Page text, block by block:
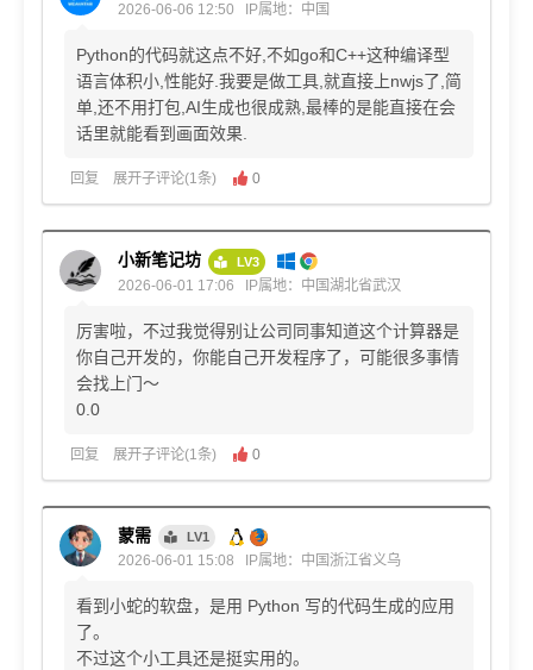
2026-06-06 12:50 IP属地：中国
Python的代码就这点不好,不如go和C++这种编译型
语言体积小,性能好.我要是做工具,就直接上nwjs了,简
单,还不用打包,AI生成也很成熟,最棒的是能直接在会
话里就能看到画面效果.
回复 展开子评论(1条) 0
小新笔记坊 LV3
2026-06-01 17:06 IP属地：中国湖北省武汉
厉害啦，不过我觉得别让公司同事知道这个计算器是
你自己开发的，你能自己开发程序了，可能很多事情
会找上门～
0.0
回复 展开子评论(1条) 0
蒙需 LV1
2026-06-01 15:08 IP属地：中国浙江省义乌
看到小蛇的软盘，是用 Python 写的代码生成的应用
了。
不过这个小工具还是挺实用的。